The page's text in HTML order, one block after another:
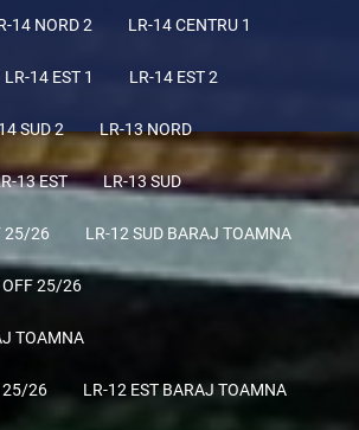
14 NORD 2 LR-14 CENTRU 1
LR-14 EST 1 LR-14 EST 2
SUD 2 LR-13 NORD
13 EST LR-13 SUD
25/26 LR-12 SUD BARAJ TOAMNA
OFF 25/26
TOAMNA
25/26 LR-12 EST BARAJ TOAMNA